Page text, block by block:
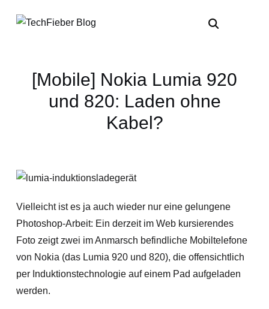
[Mobile] Nokia Lumia 920
und 820: Laden ohne
Kabel?
Vielleicht ist es ja auch wieder nur eine gelungene
Photoshop-Arbeit: Ein derzeit im Web kursierendes
Foto zeigt zwei im Anmarsch befindliche Mobiltelefone
von Nokia (das Lumia 920 und 820), die offensichtlich
per Induktionstechnologie auf einem Pad aufgeladen
werden.